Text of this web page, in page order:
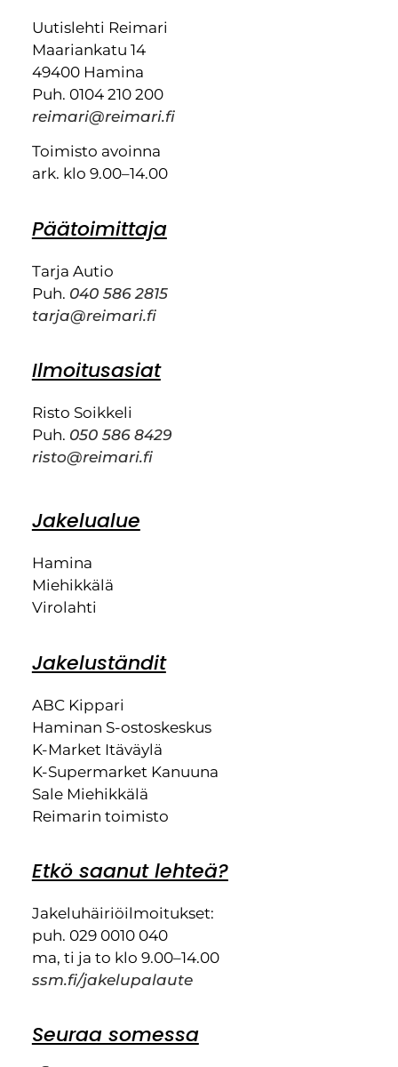
Uutislehti Reimari
Maariankatu 14
49400 Hamina
Puh. 0104 210 200
reimari@reimari.fi
Toimisto avoinna
ark. klo 9.00–14.00
Päätoimittaja
Tarja Autio
Puh. 040 586 2815
tarja@reimari.fi
Ilmoitusasiat
Risto Soikkeli
Puh. 050 586 8429
risto@reimari.fi
Jakelualue
Hamina
Miehikkälä
Virolahti
Jakeluständit
ABC Kippari
Haminan S-ostoskeskus
K-Market Itäväylä
K-Supermarket Kanuuna
Sale Miehikkälä
Reimarin toimisto
Etkö saanut lehteä?
Jakeluhäiriöilmoitukset:
puh. 029 0010 040
ma, ti ja to klo 9.00–14.00
ssm.fi/jakelupalaute
Seuraa somessa